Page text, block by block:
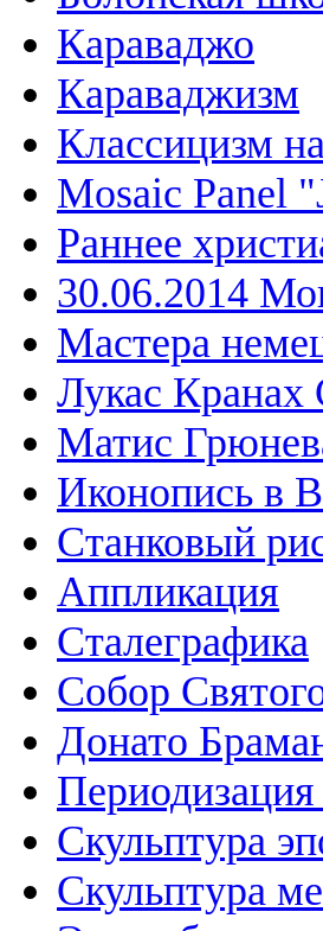
Караваджо
Караваджизм
Классицизм
Mosaic Panel
Раннее
30.06.2014
Мастера
Лукас
Матис
Иконопись в
Станковый
Аппликация
Сталеграфика
Собор
Донато
Скульптура
Скульптура